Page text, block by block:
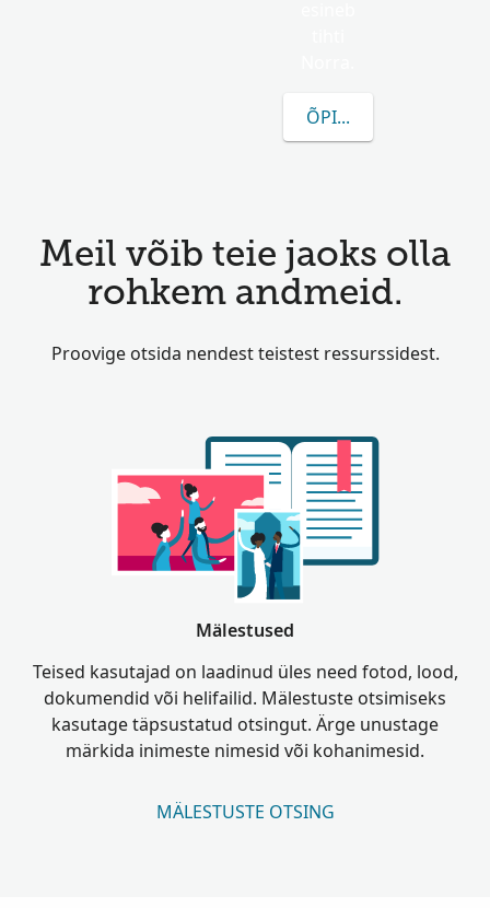
ÕPI ROHKEM
Meil võib teie jaoks olla
rohkem andmeid.
Proovige otsida nendest teistest ressurssidest.
Mälestused
Teised kasutajad on laadinud üles need fotod, lood,
dokumendid või helifailid. Mälestuste otsimiseks
kasutage täpsustatud otsingut. Ärge unustage
märkida inimeste nimesid või kohanimesid.
MÄLESTUSTE OTSING